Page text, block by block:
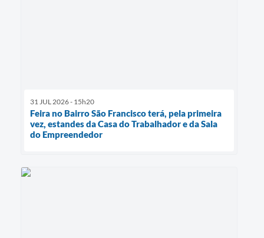
31 JUL 2026 - 15h20
Feira no Bairro São Francisco terá, pela primeira
vez, estandes da Casa do Trabalhador e da Sala
do Empreendedor